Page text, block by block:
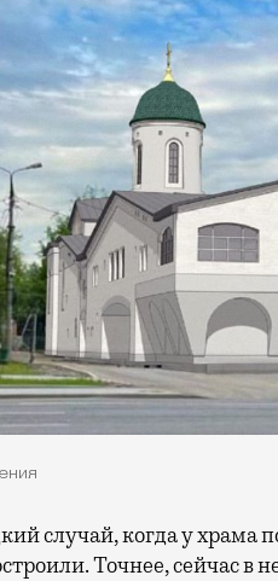
случай, когда у храма
Точнее, сейчас в